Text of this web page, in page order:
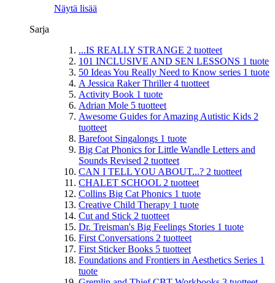
Näytä lisää
Sarja
...IS REALLY STRANGE 2 tuotteet
101 INCLUSIVE AND SEN LESSONS 1 tuote
50 Ideas You Really Need to Know series 1 tuote
A Jessica Raker Thriller4 tuotteet
Activity Book 1 tuote
Adrian Mole 5 tuotteet
Awesome Guides for Amazing Autistic Kids 2
tuotteet
Barefoot Singalongs 1 tuote
Big Cat Phonics for Little Wandle Letters and
Sounds Revised 2 tuotteet
CAN I TELL YOU ABOUT...? 2 tuotteet
CHALET SCHOOL 2 tuotteet
Collins Big Cat Phonics 1 tuote
Creative Child Therapy 1 tuote
Cut and Stick 2 tuotteet
Dr. Treisman's Big Feelings Stories 1 tuote
First Conversations 2 tuotteet
First Sticker Books 5 tuotteet
Foundations and Frontiers in Aesthetics Series 1
tuote